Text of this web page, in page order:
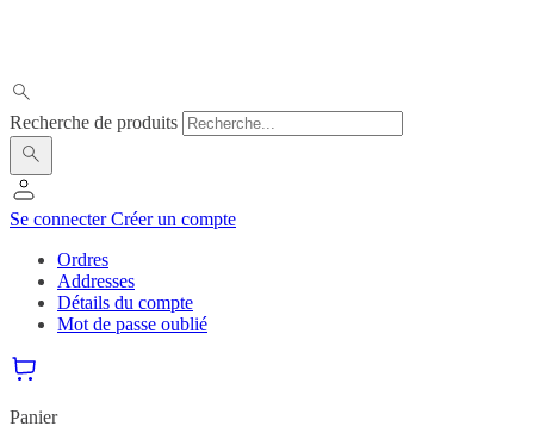
Recherche de produits
Se connecterCréer un compte
Ordres
Addresses
Détails du compte
Mot de passe oublié
Panier